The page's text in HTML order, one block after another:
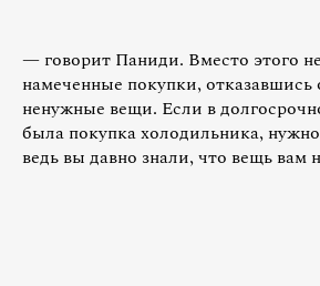
— говорит Паниди. Вместо этого
намеченные покупки, отказавшись
ненужные вещи. Если в
была покупка холодильника,
ведь вы давно знали, что вещь вам